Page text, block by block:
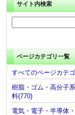
サイト内検索
ページカテゴリ一覧
すべてのページカテ
樹脂・ゴム・高分子
料(770)
電気・電子・半導体